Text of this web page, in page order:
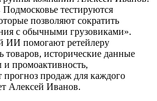
тестируются
позволяют сократить
с обычными грузовиками».
ИИ помогают ретейлеру
товаров, исторические данные
промоактивность,
продаж для каждого
Алексей Иванов.